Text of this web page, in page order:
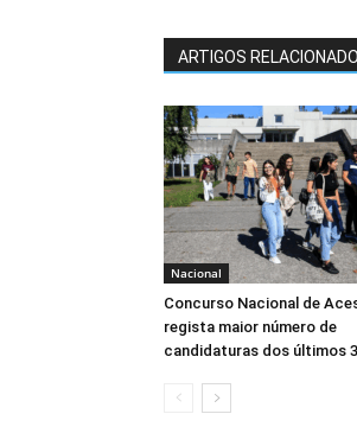
ARTIGOS
Nacional
Concurso Nacional de
regista maior número de
candidaturas dos últimos